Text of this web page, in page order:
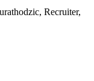
Recruiter,